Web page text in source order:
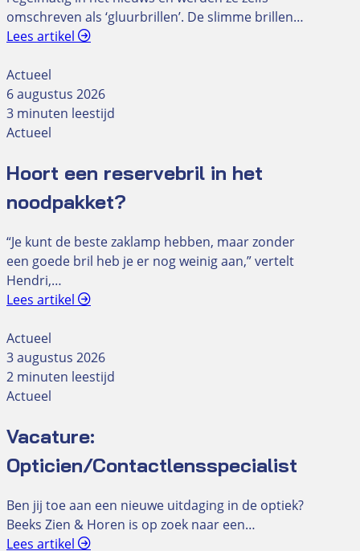
omschreven als ‘gluurbrillen’. De slimme brillen…
Lees artikel
Actueel
6 augustus 2026
3 minuten leestijd
Actueel
Hoort een reservebril in het
noodpakket?
“Je kunt de beste zaklamp hebben, maar zonder
een goede bril heb je er nog weinig aan,” vertelt
Hendri,…
Lees artikel
Actueel
3 augustus 2026
2 minuten leestijd
Actueel
Vacature:
Opticien/Contactlensspecialist
Ben jij toe aan een nieuwe uitdaging in de optiek?
Beeks Zien & Horen is op zoek naar een…
Lees artikel